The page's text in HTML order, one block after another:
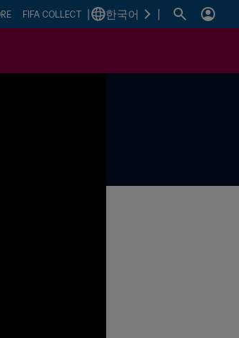
FIFA COLLECT 한국어